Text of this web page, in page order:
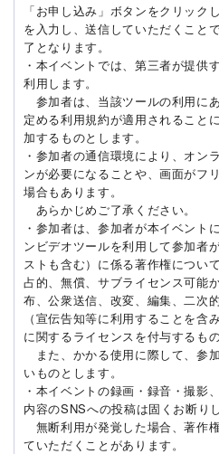
「お申し込み」ボタンをクリック
を入力し、送信していただくこと
了となります。
・本イベントでは、第三者が提供
利用します。
参加者は、当該ツールの利用に
定める利用規約が適用されること
加するものとします。
・参加者の通信環境により、オン
ンが必要になることや、画面がフ
場合もあります。
あらかじめご了承ください。
・参加者は、参加者が本イベント
ンビデオツールを利用して参加者
ストも含む）に係る著作権につい
占的、無償、サブライセンス可能
布、公衆送信、改変、編集、二次
（宣伝告知等に利用することを含
に関するライセンスを付与するもの
また、かかる使用に際して、参
いものとします。
・本イベントの録画・録音・撮影
内容のSNSへの投稿は固くお断りし
無断利用が発覚した場合、著作
ていただくことがあります。